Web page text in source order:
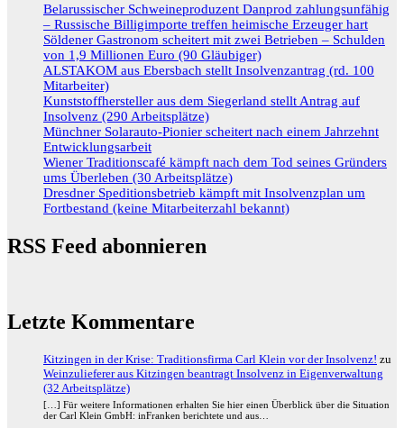
Belarussischer Schweineproduzent Danprod zahlungsunfähig
– Russische Billigimporte treffen heimische Erzeuger hart
Söldener Gastronom scheitert mit zwei Betrieben – Schulden
von 1,9 Millionen Euro (90 Gläubiger)
ALSTAKOM aus Ebersbach stellt Insolvenzantrag (rd. 100
Mitarbeiter)
Kunststoffhersteller aus dem Siegerland stellt Antrag auf
Insolvenz (290 Arbeitsplätze)
Münchner Solarauto-Pionier scheitert nach einem Jahrzehnt
Entwicklungsarbeit
Wiener Traditionscafé kämpft nach dem Tod seines Gründers
ums Überleben (30 Arbeitsplätze)
Dresdner Speditionsbetrieb kämpft mit Insolvenzplan um
Fortbestand (keine Mitarbeiterzahl bekannt)
RSS Feed abonnieren
Letzte Kommentare
Kitzingen in der Krise: Traditionsfirma Carl Klein vor der Insolvenz! zu
Weinzulieferer aus Kitzingen beantragt Insolvenz in Eigenverwaltung
(32 Arbeitsplätze)
[…] Für weitere Informationen erhalten Sie hier einen Überblick über die Situation
der Carl Klein GmbH: inFranken berichtete und aus…